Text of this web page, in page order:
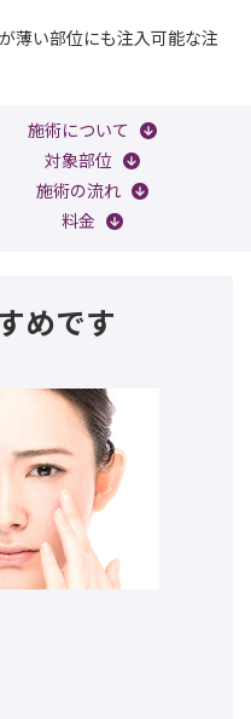
薄い部位にも注入可能な注
施術について
対象部位
施術の流れ
料金
めです